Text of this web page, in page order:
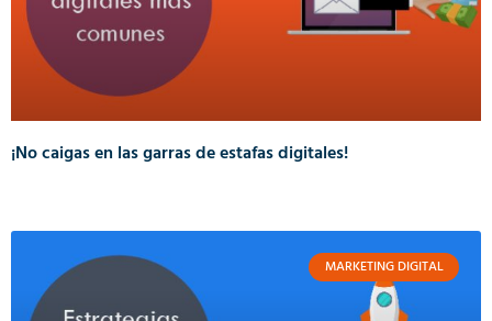
¡No caigas en las garras de estafas digitales!
MARKETING DIGITAL